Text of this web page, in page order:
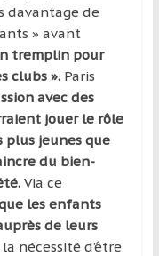
davantage de
» avant
tremplin pour
clubs ».Paris
avec des
jouer le rôle
plus jeunes que
du bien-
Via ce
les enfants
de leurs
nécessité d’être